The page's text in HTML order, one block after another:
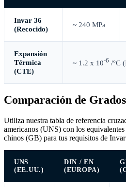
Invar 36
(Recocido)
~ 240 MPa
Expansión
Térmica
(CTE)
~ 1.2 x 10-6 /°C
Comparación de
Utiliza nuestra tabla de referencia
americanos (UNS) con los
chinos (GB) para tus requisitos de
UNS
(EE.UU.)
DIN / EN
(EUROPA)